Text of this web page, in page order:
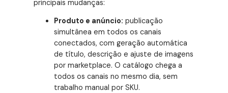
principais mudanças:
Produto e anúncio: publicação
simultânea em todos os canais
conectados, com geração automática
de título, descrição e ajuste de imagens
por marketplace. O catálogo chega a
todos os canais no mesmo dia, sem
trabalho manual por SKU.